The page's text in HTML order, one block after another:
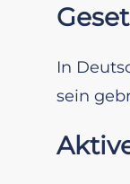
In
sein